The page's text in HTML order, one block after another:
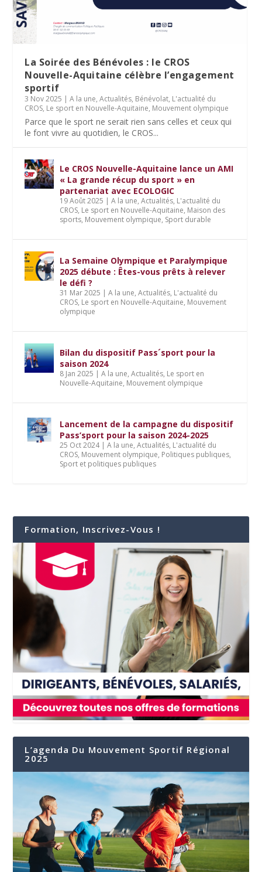
La Soirée des Bénévoles : le CROS
Nouvelle-Aquitaine célèbre l’engagement
sportif
3 Nov 2025 |A la une,Actualités, Bénévolat, L'actualité du
CROS, Le sport en Nouvelle-Aquitaine, Mouvement olympique
Parce que le sport ne serait rien sans celles et ceux qui
le font vivre au quotidien, le CROS...
Le CROS Nouvelle-Aquitaine lance un AMI
« La grande récup du sport » en
partenariat avec ECOLOGIC
19 Août 2025 |A la une,Actualités, L'actualité du
CROS, Le sport en Nouvelle-Aquitaine, Maison des
sports, Mouvement olympique, Sport durable
La Semaine Olympique et Paralympique
2025 débute : Êtes-vous prêts à relever
le défi ?
31 Mar 2025 |A la une,Actualités, L'actualité du
CROS, Le sport en Nouvelle-Aquitaine, Mouvement
olympique
Bilan du dispositif Pass´sport pour la
saison 2024
8 Jan 2025 |A la une,Actualités, Le sport en
Nouvelle-Aquitaine, Mouvement olympique
Lancement de la campagne du dispositif
Pass’sport pour la saison 2024-2025
25 Oct 2024|A la une,Actualités, L'actualité du
CROS, Mouvement olympique, Politiques publiques,
Sport et politiques publiques
Formation, Inscrivez-Vous !
L’agenda Du Mouvement Sportif Régional
2025